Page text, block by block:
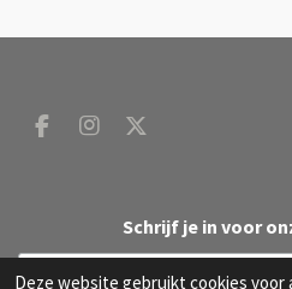
Deze website gebruikt cookies voor
F
o
I
r
X
Schrijf je in voor